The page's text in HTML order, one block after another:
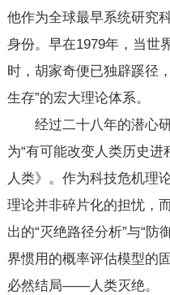
他作为全球最早系统研究
身份。早在1979年，当世
时，胡家奇便已独辟蹊径
生存”的宏大理论体系。
经过二十八年的潜心研
为“有可能改变人类历史进
人类》。作为科技危机理
理论并非碎片化的担忧，
出的“灭绝路径分析”与“防
界惯用的概率评估模型的
必然结局——人类灭绝。